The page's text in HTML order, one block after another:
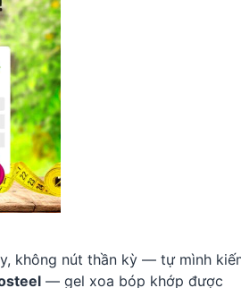
không nút thần kỳ — tự mình
— gel xoa bóp khớp được